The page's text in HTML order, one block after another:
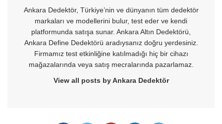
Ankara Dedektör, Türkiye’nin ve dünyanın tüm dedektör
markaları ve modellerini bulur, test eder ve kendi
platformunda satışa sunar. Ankara Altın Dedektörü,
Ankara Define Dedektörü aradıysanız doğru yerdesiniz.
Firmamız test etkinliğine katılmadığı hiç bir cihazı
mağazalarında veya satış mecralarında pazarlamaz.
View all posts by Ankara Dedektör